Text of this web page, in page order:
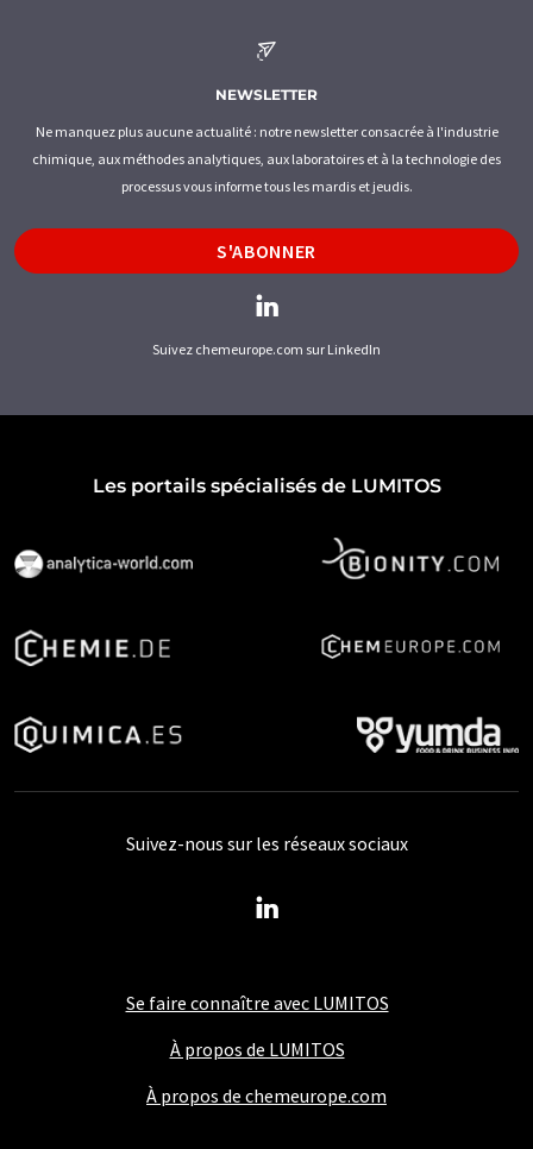
NEWSLETTER
Ne manquez plus aucune actualité : notre newsletter consacrée à l'industrie
chimique, aux méthodes analytiques, aux laboratoires et à la technologie des
processus vous informe tous les mardis et jeudis.
S'ABONNER
Suivez chemeurope.com sur LinkedIn
Les portails spécialisés de LUMITOS
Se faire connaître avec LUMITOS
À propos de LUMITOS
À propos de chemeurope.com
Suivez-nous sur les réseaux sociaux